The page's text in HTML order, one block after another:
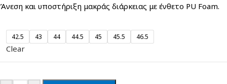
Άνεση και υποστήριξη μακράς διάρκειας με ένθετο PU Foam.
42.5 43 44 44.5 45 45.5 46.5
Clear